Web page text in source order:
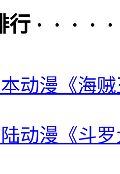
行 · · · · ·
动漫《海
动漫《斗